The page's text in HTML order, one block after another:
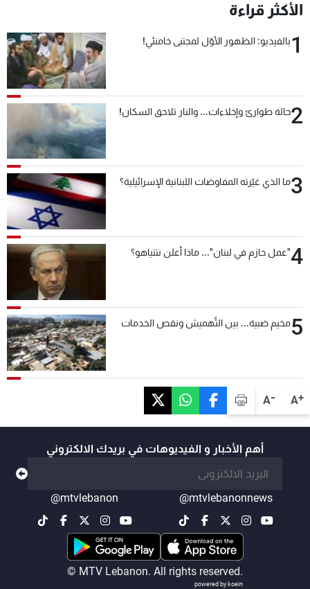
A+
A-
الأكثر قراءة
1بالفيديو: الظهور الأوّل لمجتبى خامنئي!
2حالة طوارئ وإخلاءات... والنار تلاحق السكان!
3ما الذي غيّرته المفاوضات اللبنانية الإسرائيلية؟
4"عمل حازم في لبنان"... ماذا أعلن نتنياهو؟
5مخيم ضبية... بين التَّهميش ونقص الخدمات
أهم الأخبار و الفيديوهات في بريدك الالكتروني
@mtvlebanonnews
@mtvlebanon
© MTV Lebanon. All rights reserved.
powered by koein